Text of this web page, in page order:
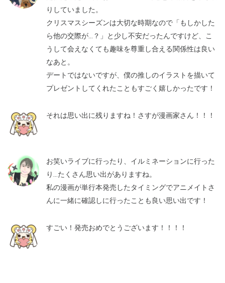
りしていました。
クリスマスシーズンは大切な時期なので「もしかした
ら他の交際が…？」と少し不安だったんですけど、こ
うして会えなくても趣味を尊重し合える関係性は良い
なあと。
デートではないですが、僕の推しのイラストを描いて
プレゼントしてくれたこともすごく嬉しかったです！
それは思い出に残りますね！さすが漫画家さん！！！
お笑いライブに行ったり、イルミネーションに行った
り…たくさん思い出がありますね。
私の漫画が単行本発売したタイミングでアニメイトさ
んに一緒に確認しに行ったことも良い思い出です！
すごい！発売おめでとうございます！！！！